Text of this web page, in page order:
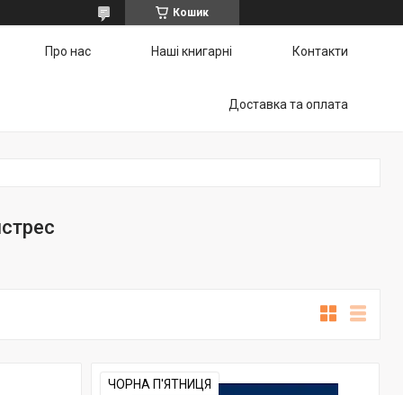
Кошик
Про нас Наші книгарні Контакти
Доставка та оплата
ЧОРНА П'ЯТНИЦЯ